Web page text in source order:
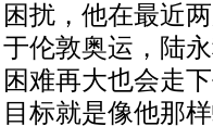
困扰，他在最近
于伦敦奥运，陆
困难再大也会走
目标就是像他那